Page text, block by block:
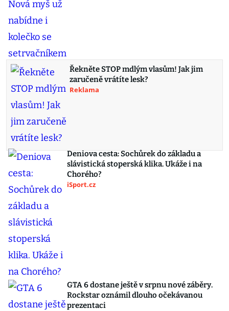
Řekněte STOP mdlým vlasům! Jak jim
zaručeně vrátíte lesk?
Reklama
Deniova cesta: Sochůrek do základu a
slávistická stoperská klika. Ukáže i na
Chorého?
iSport.cz
GTA 6 dostane ještě v srpnu nové záběry.
Rockstar oznámil dlouho očekávanou
prezentaci